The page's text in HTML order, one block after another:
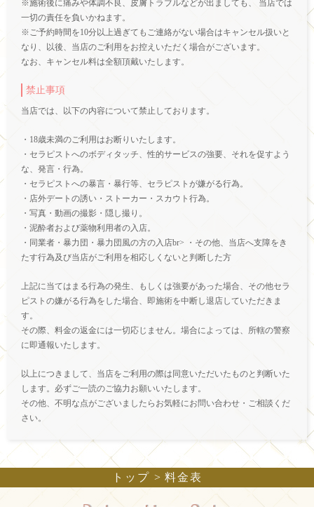
※施術後に痛みや体調不良、皮膚トラブルなどが出ましても、 当店では
一切の責任を負いかねます。
※ご予約時間を10分以上過ぎてもご連絡がない場合はキャンセル扱いと
なり、以後、当店のご利用をお控えいただく場合がございます。
なお、キャンセル料は全額頂戴いたします。
禁止事項
当店では、以下の内容について禁止しております。
・18歳未満のご利用はお断りいたします。
・セラピストへのボディタッチ、性的サービスの強要、それを促すよう
な、発言・行為。
・セラピストへの暴言・暴行等、セラピストが嫌がる行為。
・店外デートの誘い・ストーカー・スカウト行為。
・写真・動画の撮影・隠し撮り。
・泥酔者および薬物利用者の入店。
・同業者・暴力団・暴力団風の方の入店br> ・その他、当店へ支障をき
たす行為及び当店がご利用を相応しくないと判断した方
上記に当てはまる行為の発生、もしくは強要があった場合、その他セラ
ピストの嫌がる行為をした場合、即施術を中断し退店していただきま
す。
その際、料金の返金には一切応じません。場合によっては、所轄の警察
に即通報いたします。
以上につきまして、当店をご利用の際は同意いただいたものと判断いた
します。必ずご一読のご協力お願いいたします。
その他、不明な点がございましたらお気軽にお問い合わせ・ご相談くだ
さい。
トップ 料金表